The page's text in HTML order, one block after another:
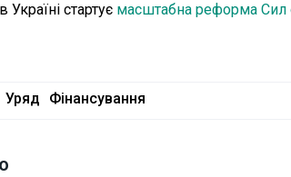
стартує масштабна реформа Сил
Уряд Фінансування